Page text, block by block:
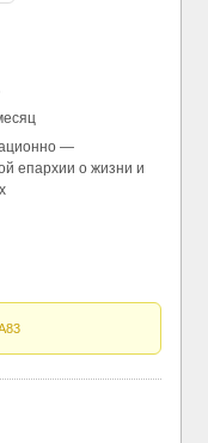
—
епархии о жизни и